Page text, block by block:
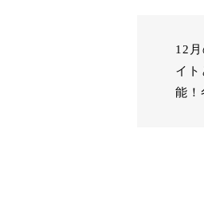
12
イト
能！